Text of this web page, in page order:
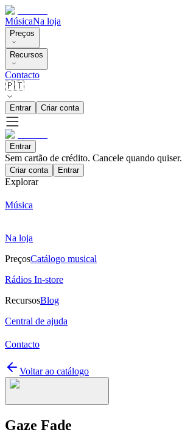
MúsicaNa loja
Preços
Recursos
Contacto
🇵🇹
Entrar Criar conta
Entrar
Sem cartão de crédito. Cancele quando quiser.
Criar conta Entrar
Explorar
Música
Na loja
PreçosCatálogo musical
Rádios In-store
RecursosBlog
Central de ajuda
Contacto
Voltar ao catálogo
Gaze Fade